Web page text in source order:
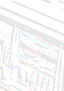
- 14.05.2024
13.05.2024
-